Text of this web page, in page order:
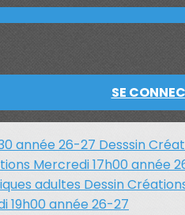
SE
année 26-27 Desssin
Mercredi 17h00 année
adultes Dessin
19h00 année 26-27